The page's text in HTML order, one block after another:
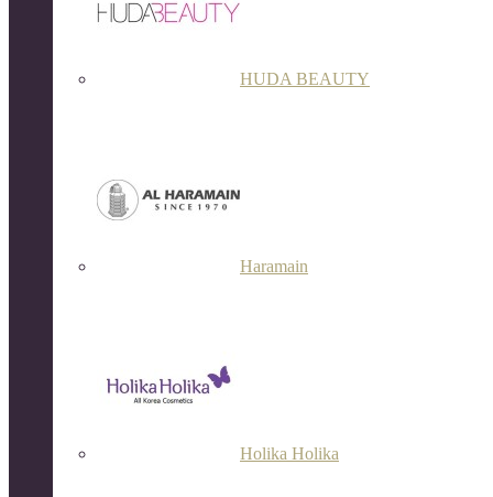
HUDA BEAUTY
Haramain
Holika Holika